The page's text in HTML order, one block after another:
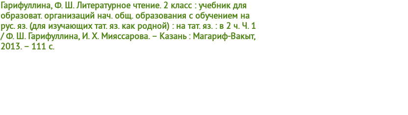
Гарифуллина, Ф. Ш. Литературное чтение. 2 класс : учебник для
образоват. организаций нач. общ. образования с обучением на
рус. яз. (для изучающих тат. яз. как родной) : на тат. яз. : в 2 ч. Ч. 1
/ Ф. Ш. Гарифуллина, И. Х. Мияссарова. – Казань : Магариф-Вакыт,
2013. – 111 с.